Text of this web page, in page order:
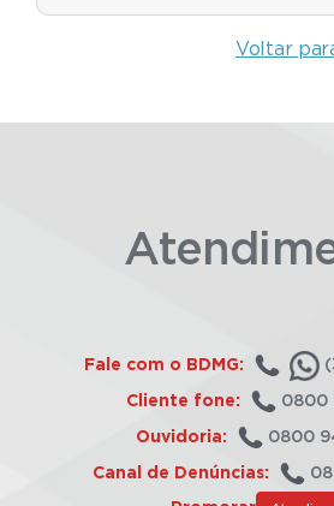
Voltar
Fale com o BDMG:
Cliente fone: 0800
Ouvidoria: 0800
Canal de Denúncias: